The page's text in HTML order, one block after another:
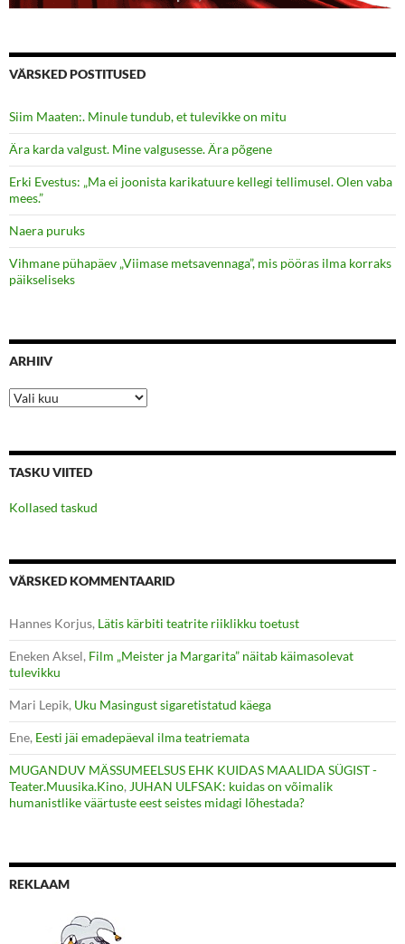
VÄRSKED POSTITUSED
Siim Maaten:. Minule tundub, et tulevikke on mitu
Ära karda valgust. Mine valgusesse. Ära põgene
Erki Evestus: „Ma ei joonista karikatuure kellegi tellimusel. Olen vaba
mees.”
Naera puruks
Vihmane pühapäev „Viimase metsavennaga”, mis pööras ilma korraks
päikseliseks
ARHIIV
Arhiiv
TASKU VIITED
Kollased taskud
VÄRSKED KOMMENTAARID
Hannes Korjus, Lätis kärbiti teatrite riiklikku toetust
Eneken Aksel, Film „Meister ja Margarita” näitab käimasolevat
tulevikku
Mari Lepik, Uku Masingust sigaretistatud käega
Ene, Eesti jäi emadepäeval ilma teatriemata
MUGANDUV MÄSSUMEELSUS EHK KUIDAS MAALIDA SÜGIST -
Teater.Muusika.Kino, JUHAN ULFSAK: kuidas on võimalik
humanistlike väärtuste eest seistes midagi lõhestada?
REKLAAM